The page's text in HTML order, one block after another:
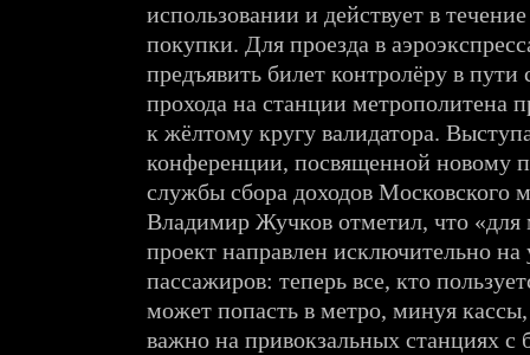
использовании и действует в
покупки. Для проезда в
предъявить билет контролёру в пути
прохода на станции метрополитена
к жёлтому кругу валидатора.
конференции, посвященной новому
службы сбора доходов Московского
Владимир Жучков отметил, что «для
проект направлен исключительно на
пассажиров: теперь все, кто
может попасть в метро, минуя
важно на привокзальных станциях с